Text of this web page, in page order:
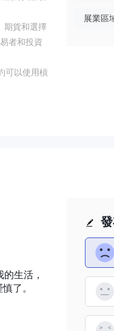
期貨和選擇
者和投資
可以使用槓
風險。
政府債券
資銀行債
展業區
生活，
了。